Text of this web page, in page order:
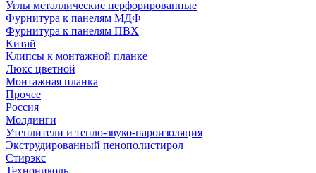
Углы металлические перфорированные
Фурнитура к панелям МДФ
Фурнитура к панелям ПВХ
Китай
Клипсы к монтажной планке
Люкс цветной
Монтажная планка
Прочее
Россия
Молдинги
Утеплители и тепло-звуко-пароизоляция
Экструдированный пенополистирол
Стирэкс
Технониколь